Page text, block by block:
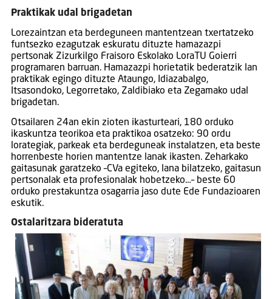
Praktikak udal brigadetan
Lorezaintzan eta berdeguneen mantentzean txertatzeko
funtsezko ezagutzak eskuratu dituzte hamazazpi
pertsonak Zizurkilgo Fraisoro Eskolako LoraTU Goierri
programaren barruan. Hamazazpi horietatik bederatzik lan
praktikak egingo dituzte Ataungo, Idiazabalgo,
Itsasondoko, Legorretako, Zaldibiako eta Zegamako udal
brigadetan.
Otsailaren 24an ekin zioten ikasturteari, 180 orduko
ikaskuntza teorikoa eta praktikoa osatzeko: 90 ordu
lorategiak, parkeak eta berdeguneak instalatzen, eta beste
horrenbeste horien mantentze lanak ikasten. Zeharkako
gaitasunak garatzeko –CVa egiteko, lana bilatzeko, gaitasun
pertsonalak eta profesionalak hobetzeko…– beste 60
orduko prestakuntza osagarria jaso dute Ede Fundazioaren
eskutik.
Ostalaritzara bideratuta